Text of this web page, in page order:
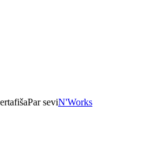
Par seviN'Works